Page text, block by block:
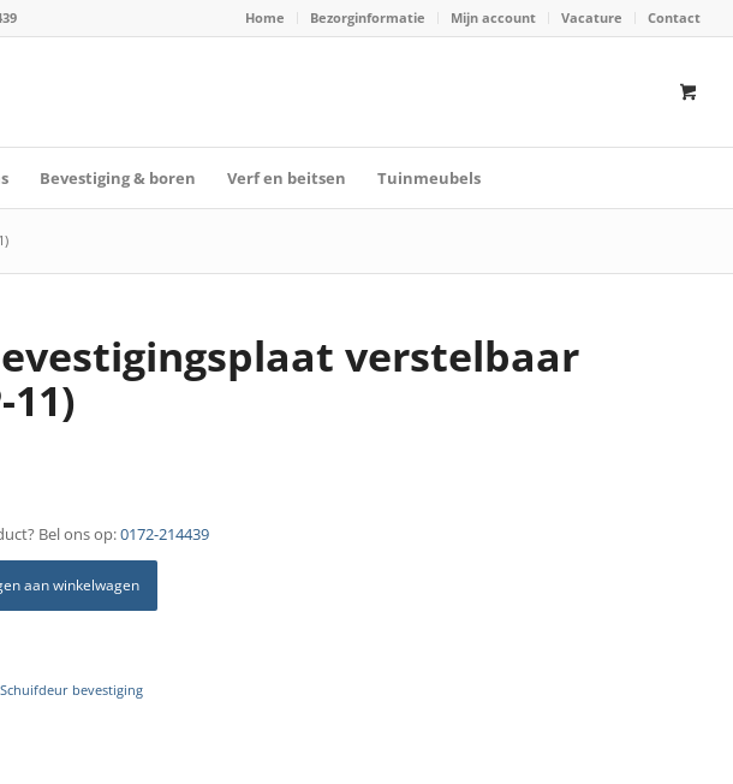
Home Bezorginformatie Mijn account Vacature Contact
Bevestiging & boren Verf en beitsen Tuinmeubels
verstelbaar
11)
Bel ons op:0172-214439
aan winkelwagen
bevestiging